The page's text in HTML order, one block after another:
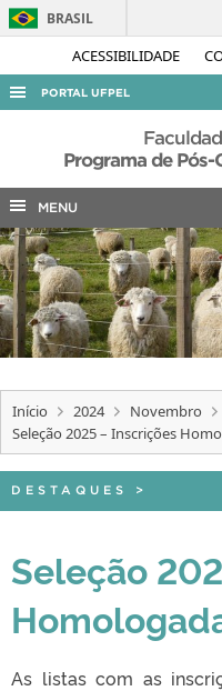
ACESSIBILIDADE
BRASIL
PORTAL UFPEL
ACESSO À INFORMAÇÃO
AUDITORIA
COBALTO
CONCURSOS
EDITAIS
INTERNACIONAL
OUVIDORIA
PORTARIAS
TELEFONES
Programa de
MENU
Início 2024 Novembro
Seleção 2025 – Inscrições
DESTAQUES >
Seleção
As listas com as